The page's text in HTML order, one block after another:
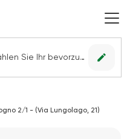
Kein Geschäft ausgewählt. Wählen Sie Ihr bevorzugtes Geschäft, um alle Angebote sehen zu können. edit
2/1 - (Via Lungolago, 21)